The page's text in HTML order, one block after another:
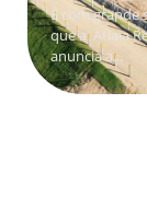
É com grande
que a Atiaia
anuncia a...